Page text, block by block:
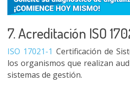
7. Acreditación ISO
ISO 17021-1 Certificación de
los organismos que realizan
sistemas de gestión.